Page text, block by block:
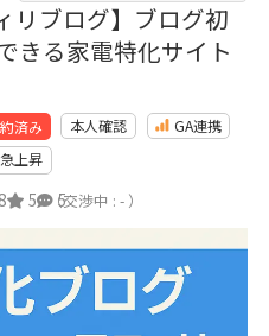
リブログ】ブログ初
きる家電特化サイト
済み 本人確認
GA連携
上昇
5 5
（交渉中 : - ）